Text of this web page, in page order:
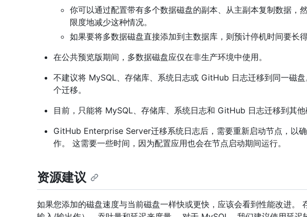
你可以通过配置带有多个数据磁盘的副本、从主副本复制数据，
限度地减少这种情况。
如果要将多数据磁盘直接添加到主数据库，则预计停机时间要长得
在公共预览版期间，多数据磁盘应仅在非生产环境中使用。
不建议将 MySQL、存储库、系统日志或 GitHub 日志迁移到同一磁
个迁移。
目前，只能将 MySQL、存储库、系统日志和 GitHub 日志迁移到其他
GitHub Enterprise Server迁移系统日志后，需要重新启动节点，以
作。 这需要一些时间，因为配置应用也会在节点启动期间运行。
资源建议
如果您添加的磁盘速度与当前磁盘一样快或更快，应该会看到性能改进。